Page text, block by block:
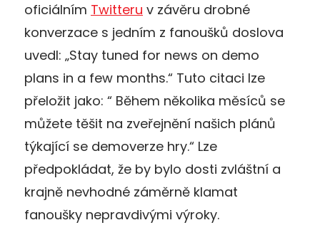
oficiálním Twitteru v závěru drobné
konverzace s jedním z fanoušků doslova
uvedl: „Stay tuned for news on demo
plans in a few months.“ Tuto citaci lze
přeložit jako: “ Během několika měsíců se
můžete těšit na zveřejnění našich plánů
týkající se demoverze hry.“ Lze
předpokládat, že by bylo dosti zvláštní a
krajně nevhodné záměrně klamat
fanoušky nepravdivými výroky.